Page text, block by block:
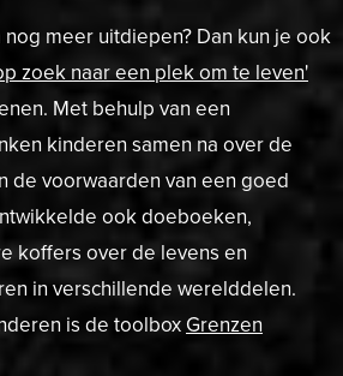
meer uitdiepen? Dan kun je ook
zoek naar een plek om te leven'
Met behulp van een
kinderen samen na over de
de voorwaarden van een goed
ook doeboeken,
koffers over de levens en
in verschillende werelddelen.
is de toolbox Grenzen